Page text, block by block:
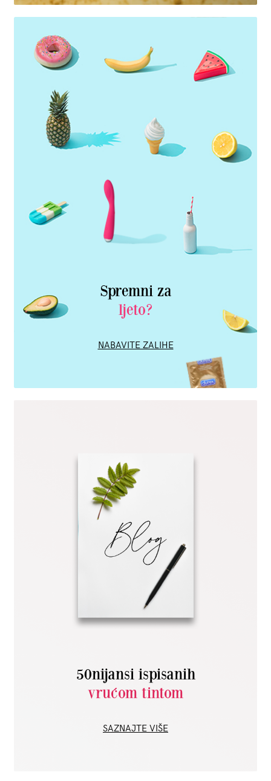
Spremni za
ljeto?
NABAVITE ZALIHE
50nijansi ispisanih
vrućom tintom
SAZNAJTE VIŠE